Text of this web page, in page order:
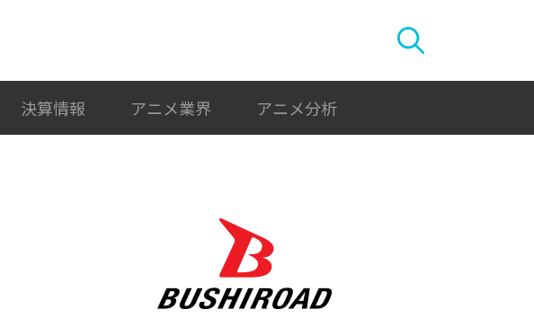
決算情報 アニメ業界 アニメ分析